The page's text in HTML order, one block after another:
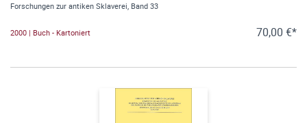
Forschungen zur antiken Sklaverei, Band 33
2000 | Buch - Kartoniert 70,00 €*